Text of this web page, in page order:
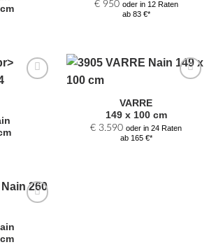
€950 oder in 12 Raten
ab 83 €*
VARRE
149 x 100 cm
€ 3.590 oder in 24 Raten
ab 165 €*
Auswahl
hinzufügen